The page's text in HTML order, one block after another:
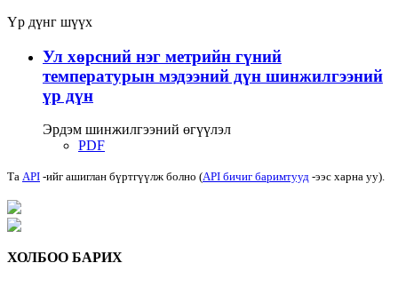
Үр дүнг шүүх
Ул хөрсний нэг метрийн гүний
температурын мэдээний дүн шинжилгээний
үр дүн
Эрдэм шинжилгээний өгүүлэл
PDF
Та API -ийг ашиглан бүртгүүлж болно (API бичиг баримтууд -ээс харна уу).
ХОЛБОО БАРИХ